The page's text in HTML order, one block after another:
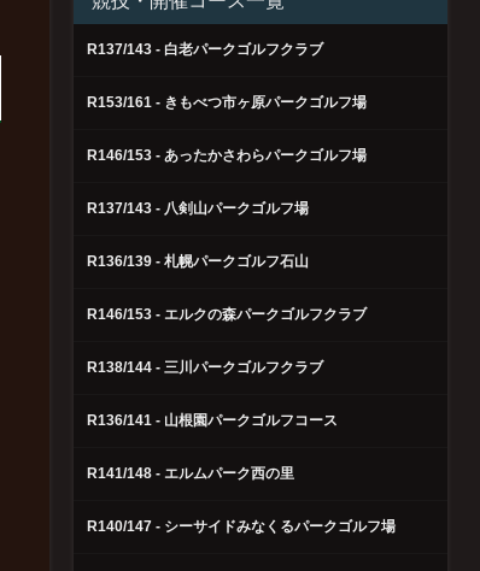
R137/143 - 白老パークゴルフクラブ
R153/161 - きもべつ市ヶ原パークゴルフ場
R146/153 - あったかさわらパークゴルフ場
R137/143 - 八剣山パークゴルフ場
R136/139 - 札幌パークゴルフ石山
R146/153 - エルクの森パークゴルフクラブ
R138/144 - 三川パークゴルフクラブ
R136/141 - 山根園パークゴルフコース
R141/148 - エルムパーク西の里
R140/147 - シーサイドみなくるパークゴルフ場